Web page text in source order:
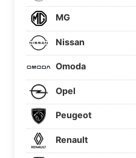
MG
Nissan
Omoda
Opel
Peugeot
Renault